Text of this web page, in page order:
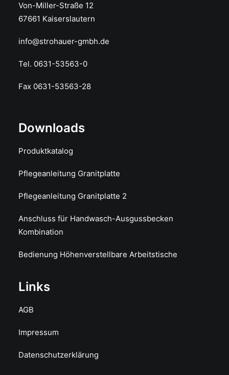
Von-Miller-Straße 12
67661 Kaiserslautern
info@strohauer-gmbh.de
Tel. 0631-53563-0
Fax 0631-53563-28
Downloads
Produktkatalog
Pflegeanleitung Granitplatte
Pflegeanleitung Granitplatte 2
Anschluss für Handwasch-Ausgussbecken
Kombination
Bedienung Höhenverstellbare Arbeitstische
Links
AGB
Impressum
Datenschutzerklärung